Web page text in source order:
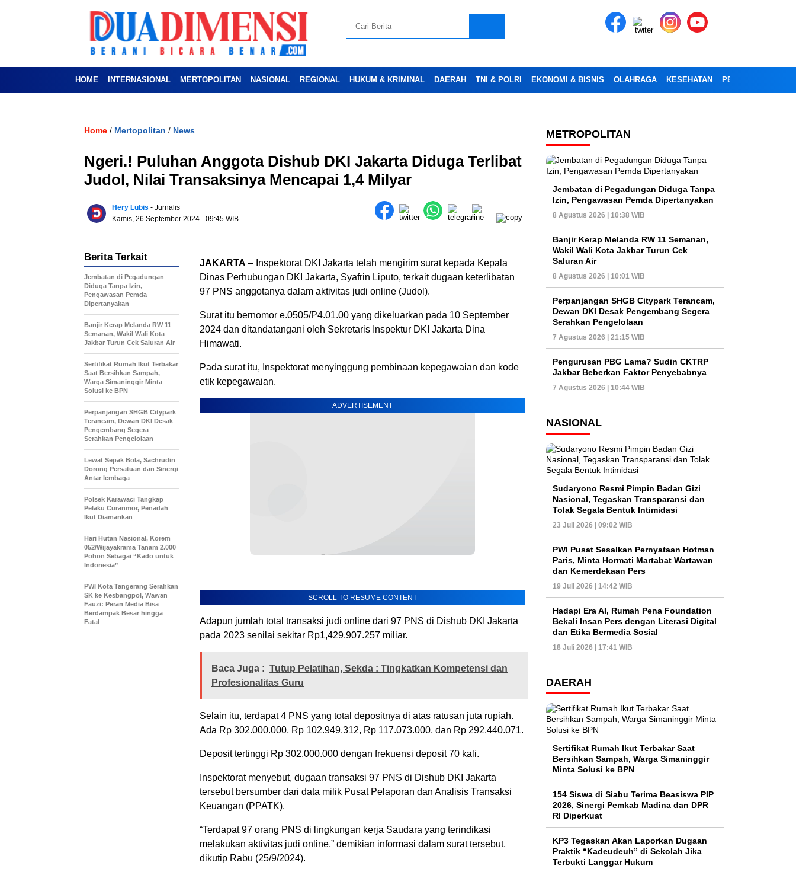
HOME INTERNASIONAL MERTOPOLITAN NASIONAL REGIONAL HUKUM & KRIMINAL DAERAH TNI & POLRI EKONOMI & BISNIS OLAHRAGA KESEHATAN PENDIDIKAN
Home / Mertopolitan / News
Ngeri.! Puluhan Anggota Dishub DKI Jakarta Diduga Terlibat
Judol, Nilai Transaksinya Mencapai 1,4 Milyar
Hery Lubis - Jurnalis
Kamis, 26 September 2024 - 09:45 WIB
JAKARTA – Inspektorat DKI Jakarta telah mengirim surat kepada Kepala
Dinas Perhubungan DKI Jakarta, Syafrin Liputo, terkait dugaan keterlibatan
97 PNS anggotanya dalam aktivitas judi online (Judol).
Surat itu bernomor e.0505/P4.01.00 yang dikeluarkan pada 10 September
2024 dan ditandatangani oleh Sekretaris Inspektur DKI Jakarta Dina
Himawati.
Pada surat itu, Inspektorat menyinggung pembinaan kepegawaian dan kode
etik kepegawaian.
ADVERTISEMENT
SCROLL TO RESUME CONTENT
Adapun jumlah total transaksi judi online dari 97 PNS di Dishub DKI Jakarta
pada 2023 senilai sekitar Rp1,429.907.257 miliar.
Baca Juga : Tutup Pelatihan, Sekda : Tingkatkan Kompetensi dan
Profesionalitas Guru
Selain itu, terdapat 4 PNS yang total depositnya di atas ratusan juta rupiah.
Ada Rp 302.000.000, Rp 102.949.312, Rp 117.073.000, dan Rp 292.440.071.
Deposit tertinggi Rp 302.000.000 dengan frekuensi deposit 70 kali.
Inspektorat menyebut, dugaan transaksi 97 PNS di Dishub DKI Jakarta
tersebut bersumber dari data milik Pusat Pelaporan dan Analisis Transaksi
Keuangan (PPATK).
“Terdapat 97 orang PNS di lingkungan kerja Saudara yang terindikasi
melakukan aktivitas judi online,” demikian informasi dalam surat tersebut,
dikutip Rabu (25/9/2024).
Berita Terkait
Jembatan di Pegadungan
Diduga Tanpa Izin,
Pengawasan Pemda
Dipertanyakan
Banjir Kerap Melanda RW 11
Semanan, Wakil Wali Kota
Jakbar Turun Cek Saluran Air
Sertifikat Rumah Ikut Terbakar
Saat Bersihkan Sampah,
Warga Simaninggir Minta
Solusi ke BPN
Perpanjangan SHGB Citypark
Terancam, Dewan DKI Desak
Pengembang Segera
Serahkan Pengelolaan
Lewat Sepak Bola, Sachrudin
Dorong Persatuan dan Sinergi
Antar lembaga
Polsek Karawaci Tangkap
Pelaku Curanmor, Penadah
Ikut Diamankan
Hari Hutan Nasional, Korem
052/Wijayakrama Tanam 2.000
Pohon Sebagai “Kado untuk
Indonesia”
PWI Kota Tangerang Serahkan
SK ke Kesbangpol, Wawan
Fauzi: Peran Media Bisa
Berdampak Besar hingga
Fatal
METROPOLITAN
Jembatan di Pegadungan Diduga Tanpa
Izin, Pengawasan Pemda Dipertanyakan
8 Agustus 2026 | 10:38 WIB
Banjir Kerap Melanda RW 11 Semanan,
Wakil Wali Kota Jakbar Turun Cek
Saluran Air
8 Agustus 2026 | 10:01 WIB
Perpanjangan SHGB Citypark Terancam,
Dewan DKI Desak Pengembang Segera
Serahkan Pengelolaan
7 Agustus 2026 | 21:15 WIB
Pengurusan PBG Lama? Sudin CKTRP
Jakbar Beberkan Faktor Penyebabnya
7 Agustus 2026 | 10:44 WIB
NASIONAL
Sudaryono Resmi Pimpin Badan Gizi
Nasional, Tegaskan Transparansi dan
Tolak Segala Bentuk Intimidasi
23 Juli 2026 | 09:02 WIB
PWI Pusat Sesalkan Pernyataan Hotman
Paris, Minta Hormati Martabat Wartawan
dan Kemerdekaan Pers
19 Juli 2026 | 14:42 WIB
Hadapi Era AI, Rumah Pena Foundation
Bekali Insan Pers dengan Literasi Digital
dan Etika Bermedia Sosial
18 Juli 2026 | 17:41 WIB
DAERAH
Sertifikat Rumah Ikut Terbakar Saat
Bersihkan Sampah, Warga Simaninggir
Minta Solusi ke BPN
154 Siswa di Siabu Terima Beasiswa PIP
2026, Sinergi Pemkab Madina dan DPR
RI Diperkuat
KP3 Tegaskan Akan Laporkan Dugaan
Praktik “Kadeudeuh” di Sekolah Jika
Terbukti Langgar Hukum